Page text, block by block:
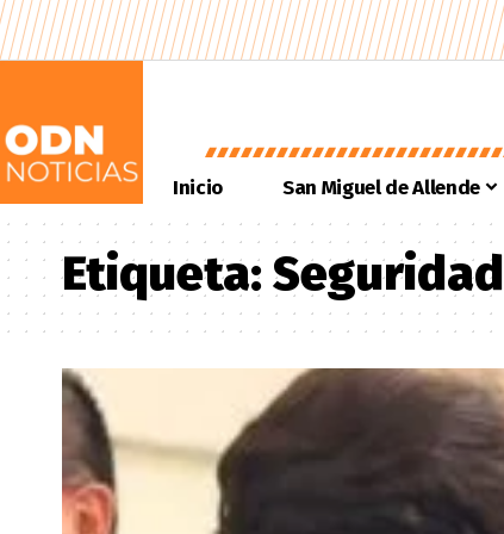
Inicio San Miguel de Allende
Etiqueta: Seguridad